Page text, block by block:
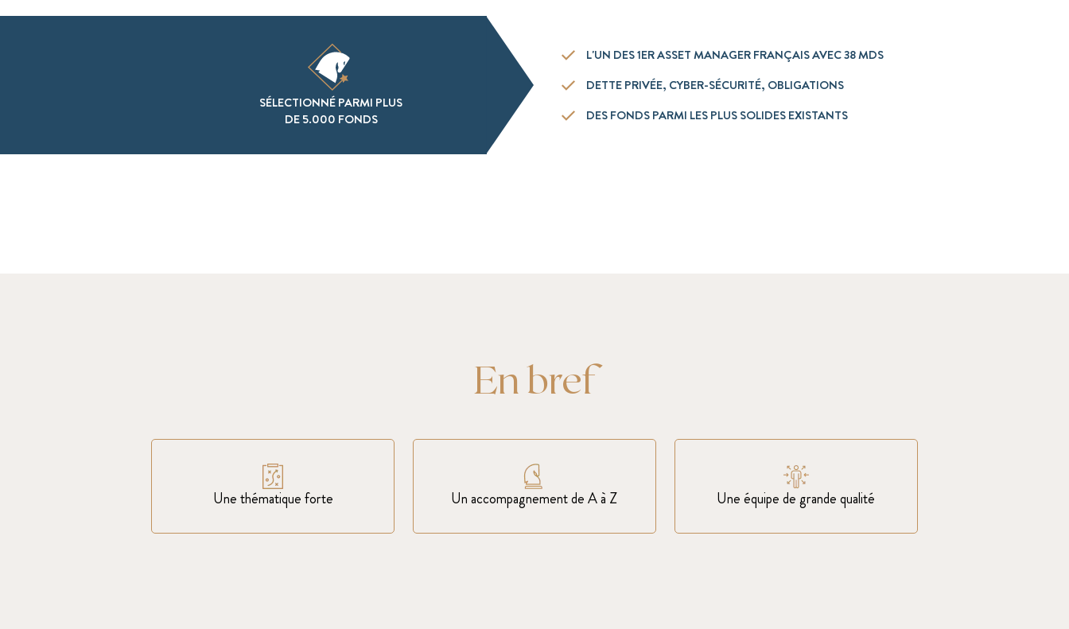
SÉLECTIONNÉ PARMI PLUS
DE 5.000 FONDS
L'UN DES 1ER ASSET MANAGER FRANÇAIS AVEC 38 MDS
DETTE PRIVÉE, CYBER-SÉCURITÉ, OBLIGATIONS
DES FONDS PARMI LES PLUS SOLIDES EXISTANTS
En bref
Une thématique forte Un accompagnement de A à Z Une équipe de grande qualité